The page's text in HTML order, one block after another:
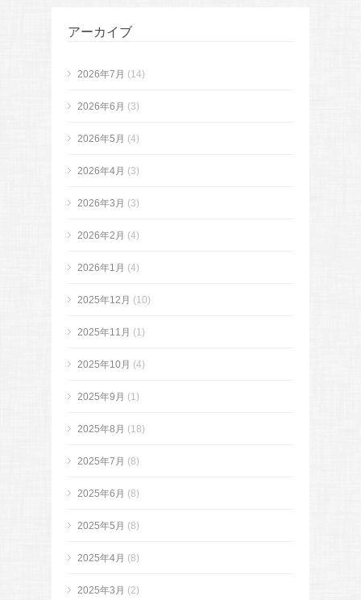
アーカイブ
2026年7月 (14)
2026年6月 (3)
2026年5月 (4)
2026年4月 (3)
2026年3月 (3)
2026年2月 (4)
2026年1月 (4)
2025年12月 (10)
2025年11月 (1)
2025年10月 (4)
2025年9月 (1)
2025年8月 (18)
2025年7月 (8)
2025年6月 (8)
2025年5月 (8)
2025年4月 (8)
2025年3月 (2)